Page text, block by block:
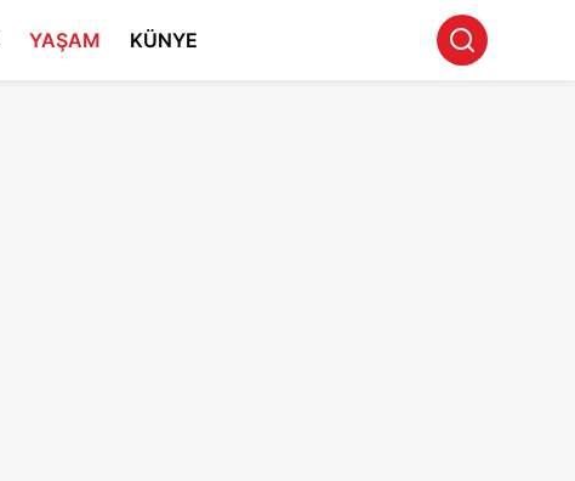
YAŞAM KÜNYE